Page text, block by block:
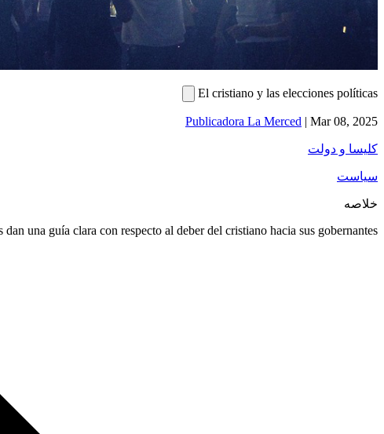
El cristiano y las elecciones políticas
Publicadora La Merced | Mar 08, 2025
کلیسا و دولت
سیاست
خلاصه
una guía clara con respecto al deber del cristiano hacia sus gobernantes.